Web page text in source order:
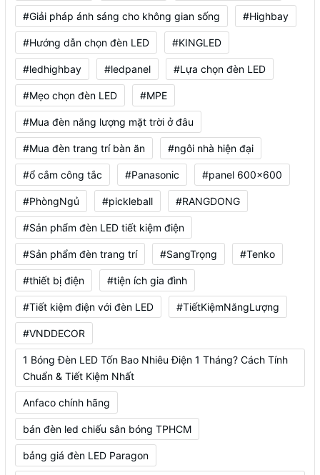
#Giải pháp ánh sáng cho không gian sống #Highbay
#Hướng dẫn chọn đèn LED #KINGLED
#ledhighbay #ledpanel #Lựa chọn đèn LED
#Mẹo chọn đèn LED #MPE
#Mua đèn năng lượng mặt trời ở đâu
#Mua đèn trang trí bàn ăn #ngôi nhà hiện đại
#ổ cắm công tắc #Panasonic #panel 600x600
#PhòngNgủ #pickleball #RANGDONG
#Sản phẩm đèn LED tiết kiệm điện
#Sản phẩm đèn trang trí #SangTrọng #Tenko
#thiết bị điện #tiện ích gia đình
#Tiết kiệm điện với đèn LED #TiếtKiệmNăngLượng
#VNDDECOR
1 Bóng Đèn LED Tốn Bao Nhiêu Điện 1 Tháng? Cách Tính
Chuẩn & Tiết Kiệm Nhất
Anfaco chính hãng
bán đèn led chiếu sân bóng TPHCM
bảng giá đèn LED Paragon